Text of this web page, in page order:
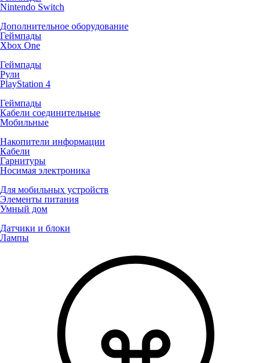
Nintendo Switch
Дополнительное оборудование
Геймпады
Xbox One
Геймпады
Рули
PlayStation 4
Геймпады
Кабели соединительные
Мобильные
Накопители информации
Кабели
Гарнитуры
Носимая электроника
Для мобильных устройств
Элементы питания
Умный дом
Датчики и блоки
Лампы